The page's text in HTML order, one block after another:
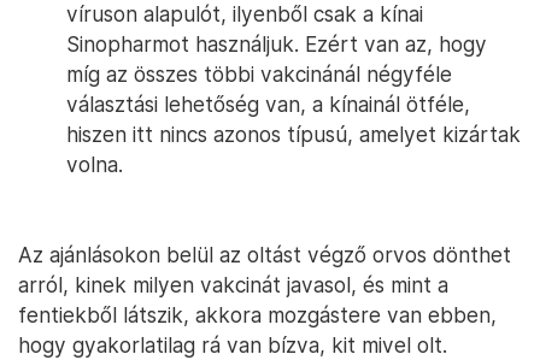
víruson alapulót, ilyenből csak a kínai
Sinopharmot használjuk. Ezért van az, hogy
míg az összes többi vakcinánál négyféle
választási lehetőség van, a kínainál ötféle,
hiszen itt nincs azonos típusú, amelyet kizártak
volna.
Az ajánlásokon belül az oltást végző orvos dönthet
arról, kinek milyen vakcinát javasol, és mint a
fentiekből látszik, akkora mozgástere van ebben,
hogy gyakorlatilag rá van bízva, kit mivel olt.